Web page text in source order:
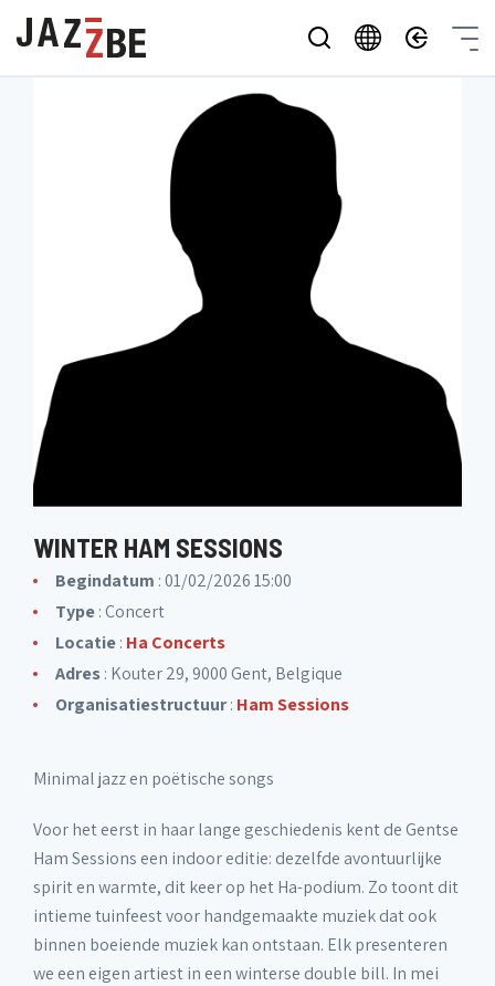
WINTER HAM SESSIONS
Begindatum : 01/02/2026 15:00
Type: Concert
Locatie: Ha Concerts
Adres: Kouter 29, 9000 Gent, Belgique
Organisatiestructuur: Ham Sessions
Minimal jazz en poëtische songs
Voor het eerst in haar lange geschiedenis kent de Gentse
Ham Sessions een indoor editie: dezelfde avontuurlijke
spirit en warmte, dit keer op het Ha-podium. Zo toont dit
intieme tuinfeest voor handgemaakte muziek dat ook
binnen boeiende muziek kan ontstaan. Elk presenteren
we een eigen artiest in een winterse double bill. In mei